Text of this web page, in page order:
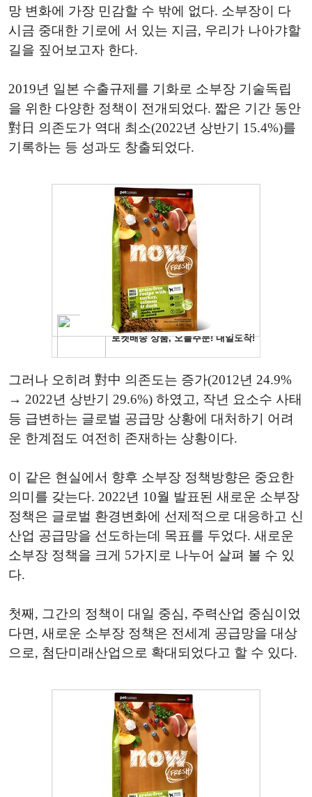
망 변화에 가장 민감할 수 밖에 없다. 소부장이 다
시금 중대한 기로에 서 있는 지금, 우리가 나아갸할
길을 짚어보고자 한다.
2019년 일본 수출규제를 기화로 소부장 기술독립
을 위한 다양한 정책이 전개되었다. 짧은 기간 동안
對日 의존도가 역대 최소(2022년 상반기 15.4%)를
기록하는 등 성과도 창출되었다.
그러나 오히려 對中 의존도는 증가(2012년 24.9%
→ 2022년 상반기 29.6%) 하였고, 작년 요소수 사태
등 급변하는 글로벌 공급망 상황에 대처하기 어려
운 한계점도 여전히 존재하는 상황이다.
이 같은 현실에서 향후 소부장 정책방향은 중요한
의미를 갖는다. 2022년 10월 발표된 새로운 소부장
정책은 글로벌 환경변화에 선제적으로 대응하고 신
산업 공급망을 선도하는데 목표를 두었다. 새로운
소부장 정책을 크게 5가지로 나누어 살펴 볼 수 있
다.
첫째, 그간의 정책이 대일 중심, 주력산업 중심이었
다면, 새로운 소부장 정책은 전세계 공급망을 대상
으로, 첨단미래산업으로 확대되었다고 할 수 있다.